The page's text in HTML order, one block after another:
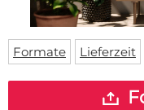
Fußmatte
Bodenmatte
Custom skateboard deck
Über uns
Lieferzeiten
Login
WhatsApp
Formate Lieferzeit